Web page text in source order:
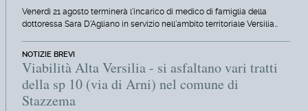
Venerdì 21 agosto terminerà l'incarico di medico di famiglia della
dottoressa Sara D'Agliano in servizio nell'ambito territoriale Versilia…
NOTIZIE BREVI
Viabilità Alta Versilia - si asfaltano vari tratti
della sp 10 (via di Arni) nel comune di
Stazzema